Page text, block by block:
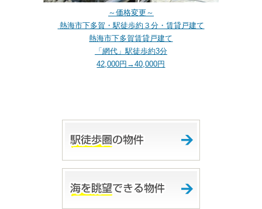
～価格変更～
熱海市下多賀・駅徒歩約３分・賃貸戸建て
熱海市下多賀賃貸戸建て
「網代」駅徒歩約3分
42,000円→40,000円